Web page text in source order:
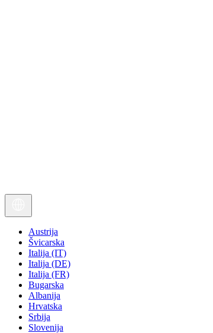
Austrija
Švicarska
Italija (IT)
Italija (DE)
Italija (FR)
Bugarska
Albanija
Hrvatska
Srbija
Slovenija